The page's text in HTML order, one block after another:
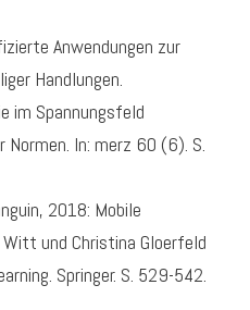
Anwendungen zur
Handlungen.
im Spannungsfeld
In: merz 60 (6). S.
2018: Mobile
und Christina Gloerfeld
Springer. S. 529-542.